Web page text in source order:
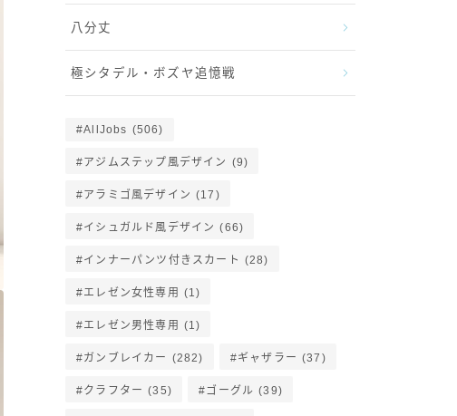
八分丈
極シタデル・ボズヤ追憶戦
AllJobs (506)
アジムステップ風デザイン (9)
アラミゴ風デザイン (17)
イシュガルド風デザイン (66)
インナーパンツ付きスカート (28)
エレゼン女性専用 (1)
エレゼン男性専用 (1)
ガンブレイカー (282) ギャザラー (37)
クラフター (35) ゴーグル (39)